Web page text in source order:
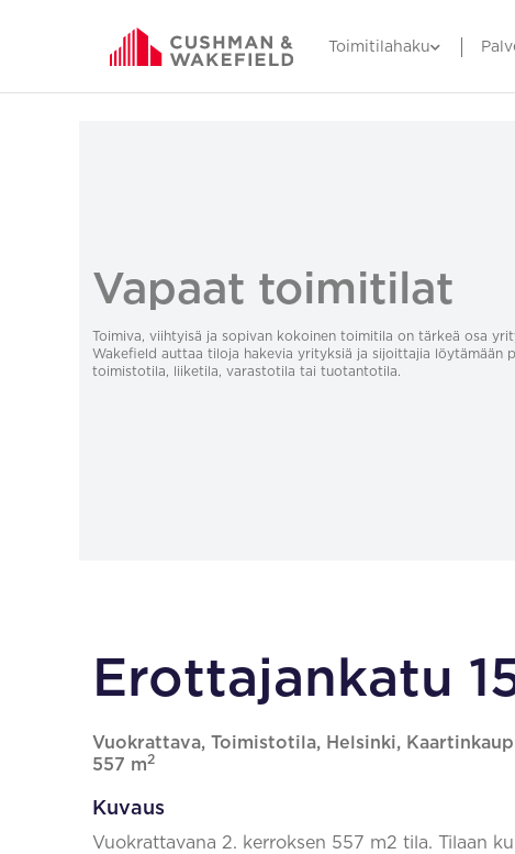
Toimitilahaku
Vapaat toimitilat
Toimiva, viihtyisä ja sopivan kokoinen toimitila on tärkeä osa
Wakefield auttaa tiloja hakevia yrityksiä ja sijoittajia löytämään
toimistotila, liiketila, varastotila tai tuotantotila.
Erottajankatu
Vuokrattava, Toimistotila, Helsinki,
557 m2
Kuvaus
Vuokrattavana 2. kerroksen 557 m2 tila. Tilaan